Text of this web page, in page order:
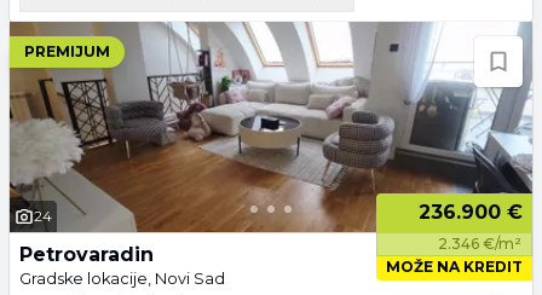
PREMIJUM
24 236.900 €
2.346 €/m²
MOŽE NA KREDIT
Petrovaradin
Gradske lokacije, Novi Sad